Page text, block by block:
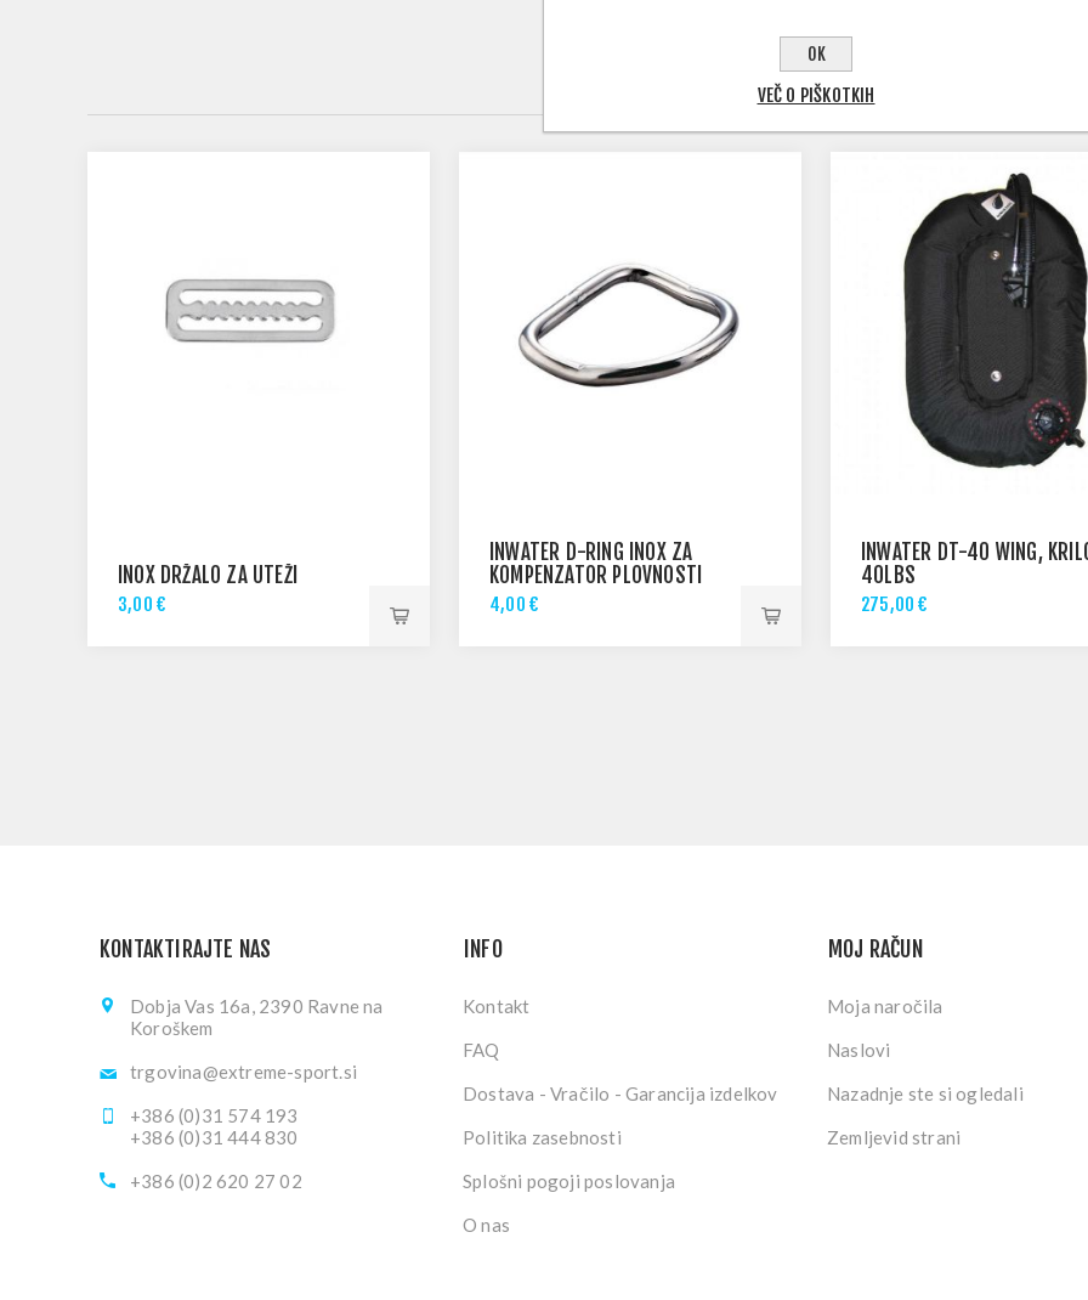
ODLIČNA DOPOLNITEV NAKUPA
INOX DRŽALO ZA UTEŽI
3,00 €
INWATER D-RING INOX ZA
KOMPENZATOR PLOVNOSTI
ZAVITI
4,00 €
INWATER DT-40 WING,
40LBS
275,00 €
KONTAKTIRAJTE NAS
Dobja Vas 16a, 2390 Ravne na
Koroškem
trgovina@extreme-sport.si
+386 (0)31 574 193
+386 (0)31 444 830
+386 (0)2 620 27 02
INFO
Kontakt
FAQ
Dostava - Vračilo - Garancija izdelkov
Politika zasebnosti
Splošni pogoji poslovanja
O nas
MOJ RAČUN
Moja naročila
Naslovi
Nazadnje ste si ogledali
Zemljevid strani
OK
VEČ O PIŠKOTKIH